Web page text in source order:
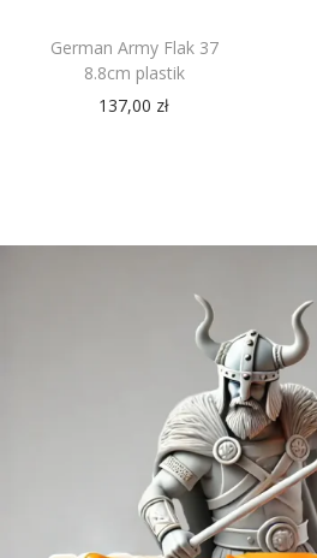
German Army Flak 37
8.8cm plastik
137,00 zł